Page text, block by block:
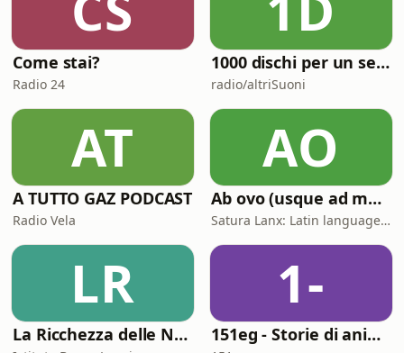
Come stai?
Radio 24
1000 dischi per un secolo
radio/altriSuoni
AT
A TUTTO GAZ PODCAST
Radio Vela
AO
Ab ovo (usque ad mala)
Satura Lanx: Latin language and literature for beginners.
LR
La Ricchezza delle Nazioni
1-
151eg - Storie di animazione